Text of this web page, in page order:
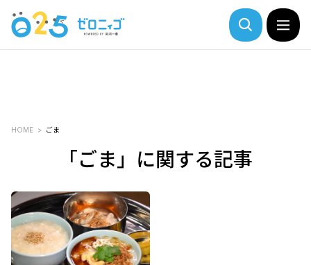
HOME ごま
「ごま」に関する記事